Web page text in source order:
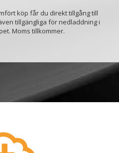
köp får du direkt tillgång till
tillgängliga för nedladdning i
Moms tillkommer.